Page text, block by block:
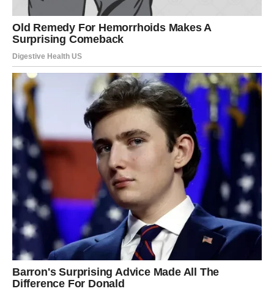
POSAO:
trud dolazi na naplatu, stiže priznanje ili važna
prilika.
NOVAC:manja stabilizacija i osećaj da ponovo držite
konce u svojim rukama.
DUŠA:vreme je da zaštitite svoj mir i ne dajete svima
pristup svom srcu.
Poruka za Bika do kraja sedmice: